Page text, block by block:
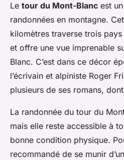
Le tour du Mont-Blanc est
randonnées en montagne.
kilomètres traverse trois
et offre une vue imprenable
Blanc. C’est dans ce décor
l’écrivain et alpiniste Roger
plusieurs de ses romans,
La randonnée du tour du
mais elle reste accessible à
bonne condition physique.
recommandé de se munir